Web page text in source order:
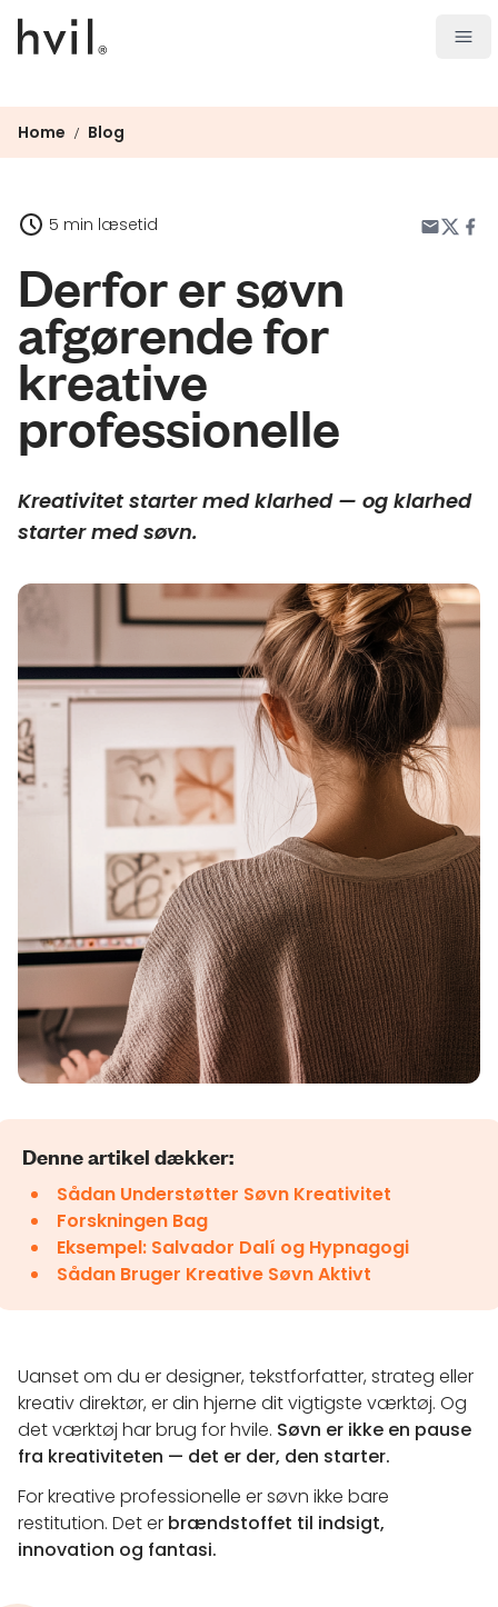
Home / Blog
5 min læsetid
Derfor er søvn
afgørende for
kreative
professionelle
Kreativitet starter med klarhed — og klarhed
starter med søvn.
Denne artikel dækker:
Sådan Understøtter Søvn Kreativitet
Forskningen Bag
Eksempel: Salvador Dalí og Hypnagogi
Sådan Bruger Kreative Søvn Aktivt
Uanset om du er designer, tekstforfatter, strateg eller
kreativ direktør, er din hjerne dit vigtigste værktøj. Og
det værktøj har brug for hvile. Søvn er ikke en pause
fra kreativiteten — det er der, den starter.
For kreative professionelle er søvn ikke bare
restitution. Det er brændstoffet til indsigt,
innovation og fantasi.